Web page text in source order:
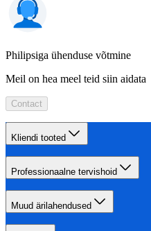
Philipsiga ühenduse võtmine
Meil on hea meel teid siin aidata
Contact
Kliendi tooted
Professionaalne tervishoid
Muud ärilahendused